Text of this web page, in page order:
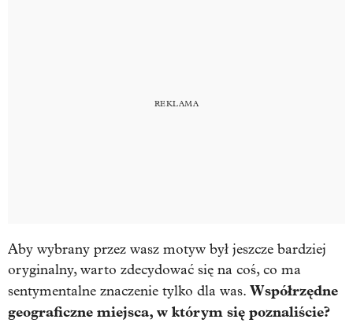
Aby wybrany przez wasz motyw był jeszcze bardziej
oryginalny, warto zdecydować się na coś, co ma
sentymentalne znaczenie tylko dla was. Współrzędne
geograficzne miejsca, w którym się poznaliście?